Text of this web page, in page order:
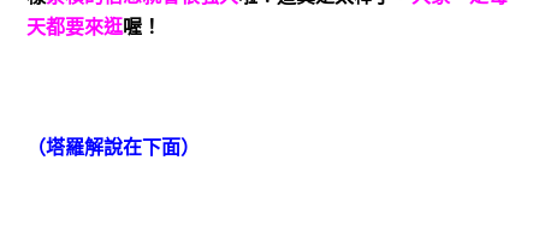
天都要來逛喔！
（塔羅解說在下面）